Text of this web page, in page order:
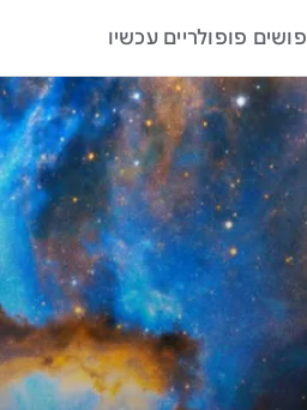
פופולריים עכשיו